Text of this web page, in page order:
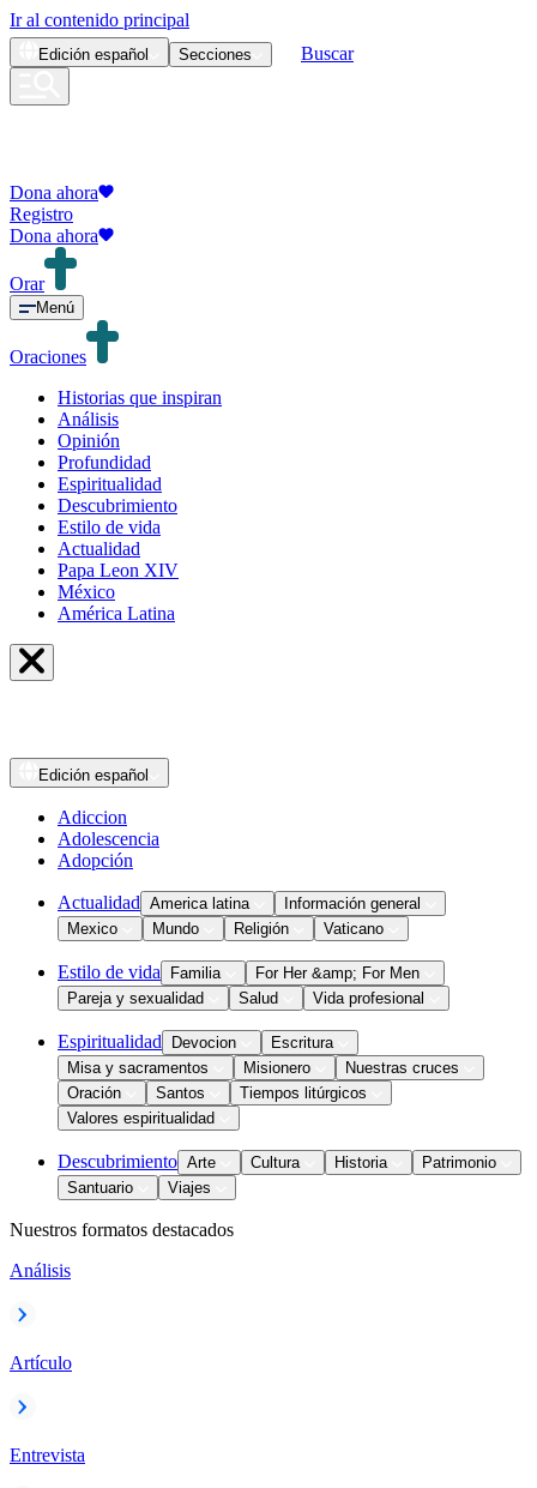
Ir al contenido principal
Edición español Secciones Buscar
Dona ahora
Registro
Dona ahora
Orar
Menú
Oraciones
Historias que inspiran
Análisis
Opinión
Profundidad
Espiritualidad
Descubrimiento
Estilo de vida
Actualidad
Papa Leon XIV
México
América Latina
Edición español
Adiccion
Adolescencia
Adopción
Actualidad America latina
Información general
Mexico
Mundo Religión Vaticano
Estilo de vida Familia
For Her &amp; For Men
Pareja y sexualidad
Salud Vida profesional
Espiritualidad Devocion
Escritura
Misa y sacramentos
Misionero
Nuestras cruces
Oración
Santos
Tiempos litúrgicos
Valores espiritualidad
Descubrimiento Arte Cultura Historia
Patrimonio
Santuario
Viajes
Nuestros formatos destacados
Análisis
Artículo
Entrevista